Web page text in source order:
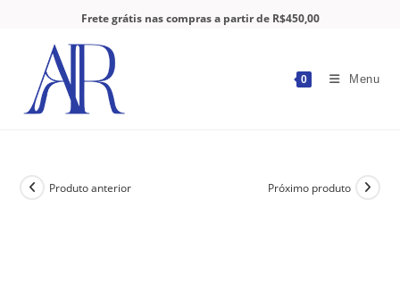
Frete grátis nas compras a partir de R$450,00
0 Menu
Produto anterior Próximo produto